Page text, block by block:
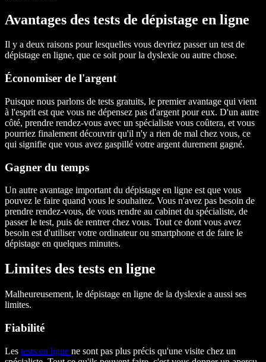
Avantages des tests de dépistage en ligne
Il y a deux raisons pour lesquelles vous devriez passer un test de
dépistage en ligne, que ce soit pour la dyslexie ou autre chose.
Économiser de l'argent
Puisque nous parlons de tests gratuits, le premier avantage qui vient
à l'esprit est que vous ne dépensez pas d'argent pour eux. D'un autre
côté, prendre rendez-vous avec un spécialiste vous coûtera, et vous
pourriez finalement découvrir qu'il n'y a rien de mal chez vous, ce
qui signifie que vous avez gaspillé votre argent durement gagné.
Gagner du temps
Un autre avantage important du dépistage en ligne est que vous
pouvez le faire quand vous le souhaitez. Vous n'avez pas besoin de
prendre rendez-vous, de vous rendre au cabinet du spécialiste, de
passer le test, puis de rentrer chez vous. Tout ce dont vous avez
besoin est d'utiliser votre ordinateur ou smartphone et de faire le
dépistage en quelques minutes.
Limites des tests en ligne
Malheureusement, le dépistage en ligne de la dyslexie a aussi ses
limites.
Fiabilité
Les tests en ligne ne sont pas plus précis qu'une visite chez un